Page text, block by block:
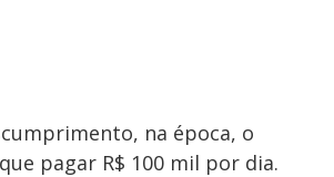
na época, o
pagar R$ 100 mil por dia.